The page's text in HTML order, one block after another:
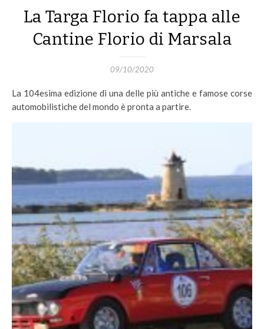
La Targa Florio fa tappa alle
Cantine Florio di Marsala
09/10/2020
La 104esima edizione di una delle più antiche e famose corse
automobilistiche del mondo è pronta a partire.